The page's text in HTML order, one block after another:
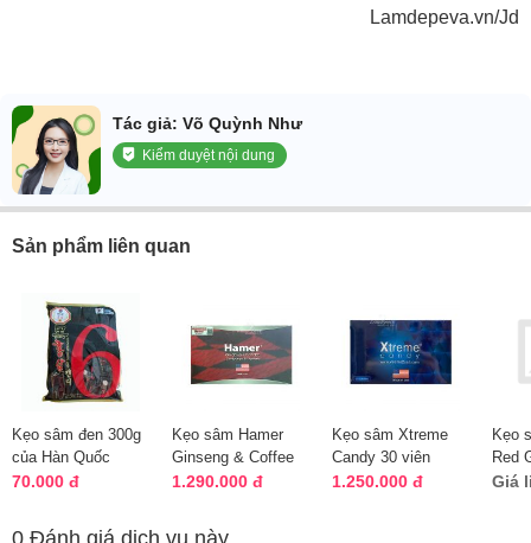
Lamdepeva.vn/Jd
Tác giả: Võ Quỳnh Như
Kiểm duyệt nội dung
Sản phẩm liên quan
Kẹo sâm đen 300g
của Hàn Quốc
70.000 đ
Kẹo sâm Hamer
Ginseng & Coffee
mẫu mới của Mỹ
1.290.000 đ
Kẹo sâm Xtreme
Candy 30 viên
Malaysia chính
1.250.000 đ
Kẹo
Red
Giá